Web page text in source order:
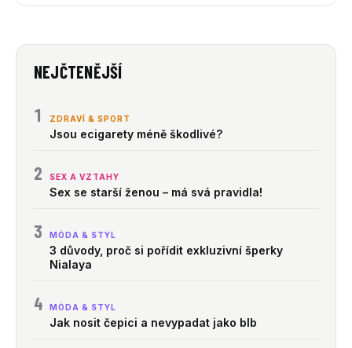
NEJČTENĚJŠÍ
1 ZDRAVÍ & SPORT
Jsou ecigarety méně škodlivé?
2 SEX A VZTAHY
Sex se starší ženou – má svá pravidla!
3 MÓDA & STYL
3 důvody, proč si pořídit exkluzivní šperky
Nialaya
4 MÓDA & STYL
Jak nosit čepici a nevypadat jako blb